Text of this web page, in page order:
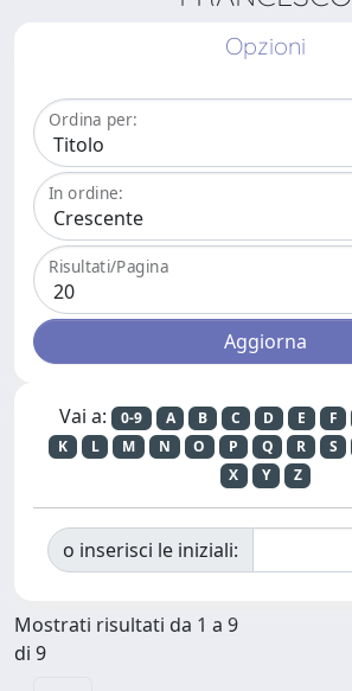
Opzioni
Ordina per:
In ordine:
Risultati/Pagina
Vai a: 0-9 A B C D E F
K
L M N O P Q R S
X
Y Z
o inserisci le iniziali:
Mostrati risultati da 1 a 9
di 9